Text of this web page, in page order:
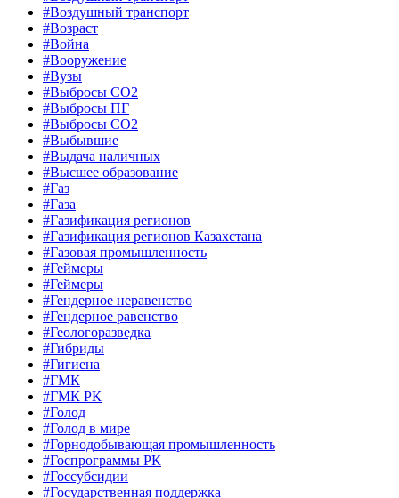
#Воздушный транспорт
#Возраст
#Война
#Вооружение
#Вузы
#Выбросы CO2
#Выбросы ПГ
#Выбросы СО2
#Выбывшие
#Выдача наличных
#Высшее образование
#Газ
#Газа
#Газификация регионов
#Газификация регионов Казахстана
#Газовая промышленность
#Геймеры
#Геймеры
#Гендерное неравенство
#Гендерное равенство
#Геологоразведка
#Гибриды
#Гигиена
#ГМК
#ГМК РК
#Голод
#Голод в мире
#Горнодобывающая промышленность
#Госпрограммы РК
#Госсубсидии
#Государственная поддержка